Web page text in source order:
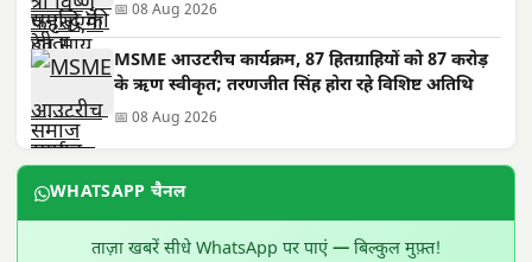
📅 08 Aug 2026
MSME आउटरीच कार्यक्रम, 87 हितग्राहियों को 87 करोड़
के ऋण स्वीकृत; तरणजीत सिंह होरा रहे विशिष्ट अतिथि
📅 08 Aug 2026
WHATSAPP चैनल
ताज़ा खबरें सीधे WhatsApp पर पाएं — बिल्कुल मुफ़्त!